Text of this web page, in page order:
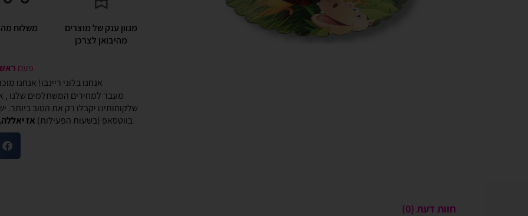
מגוון ענק של מוצרים
מהיבואן לצרכן
משלוח
פעם
אנחנו בלוני ריינבו! אנחנו
מעבר למחירים המשתלמים שלנו ,
שלקוחותינו יקבלו רק את הטוב
בווטסאפ (בשעות הפעילות) אז
חוות דעת (0)